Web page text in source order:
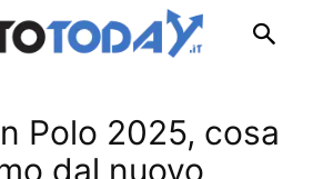
Polo 2025, cosa
dal nuovo